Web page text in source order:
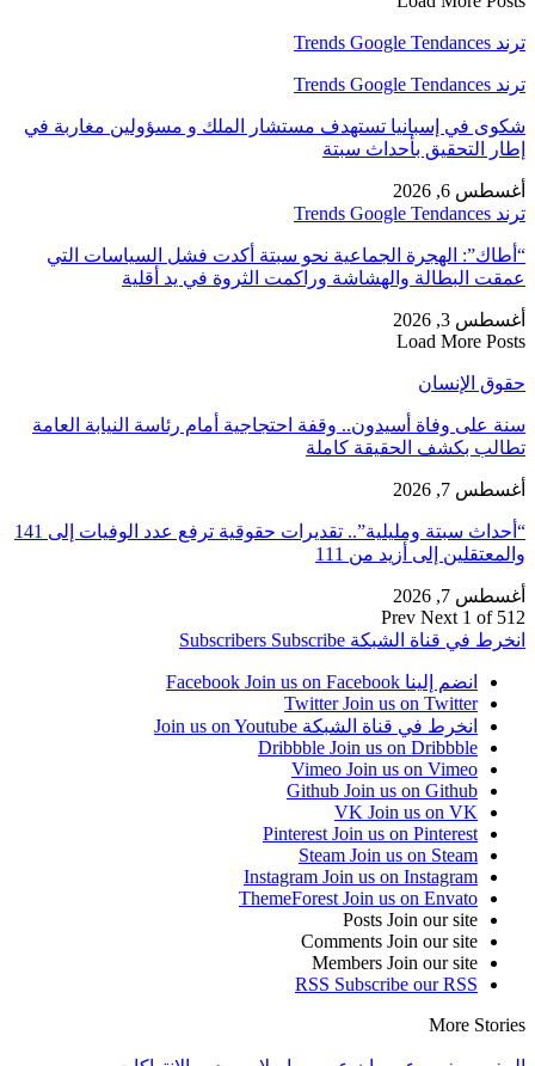
ترند Trends Google Tendances
ترند Trends Google Tendances
شكوى في إسبانيا تستهدف مستشار الملك و مسؤولين مغاربة في
إطار التحقيق بأحداث سبتة
أغسطس 6, 2026
ترند Trends Google Tendances
“أطاك”: الهجرة الجماعية نحو سبتة أكدت فشل السياسات التي
عمقت البطالة والهشاشة وراكمت الثروة في يد أقلية
أغسطس 3, 2026
Load More Posts
حقوق الإنسان
سنة على وفاة أسيدون.. وقفة احتجاجية أمام رئاسة النيابة العامة
تطالب بكشف الحقيقة كاملة
أغسطس 7, 2026
“أحداث سبتة ومليلية”.. تقديرات حقوقية ترفع عدد الوفيات إلى 141
والمعتقلين إلى أزيد من 111
أغسطس 7, 2026
Prev Next 1 of 512
انخرط في قناة الشبكة
Subscribers Subscribe
انضم إلينا Facebook Join us on Facebook
Twitter Join us on Twitter
انخرط في قناة الشبكة Join us on Youtube
Dribbble Join us on Dribbble
Vimeo Join us on Vimeo
Github Join us on Github
VK Join us on VK
Pinterest Join us on Pinterest
Steam Join us on Steam
Instagram Join us on Instagram
ThemeForest Join us on Envato
Posts Join our site
Comments Join our site
Members Join our site
RSS Subscribe our RSS
More Stories